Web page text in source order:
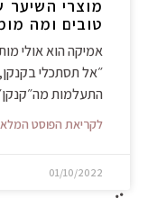
מוצרי
טובים ומה
אמיקה הוא אולי
״אל תסתכלי
התעלמות
לקריאת הפוסט
01/10/2022